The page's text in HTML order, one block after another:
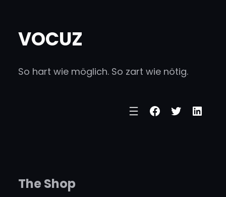
springen
VOCUZ
So hart wie möglich. So zart wie nötig.
Facebook
Twitter
The Shop